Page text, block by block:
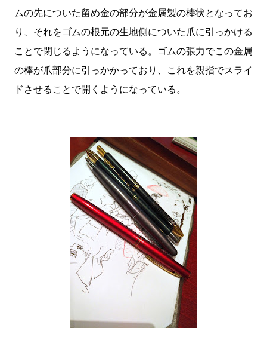
ムの先についた留め金の部分が金属製の棒状となってお
り、それをゴムの根元の生地側についた爪に引っかける
ことで閉じるようになっている。ゴムの張力でこの金属
の棒が爪部分に引っかかっており、これを親指でスライ
ドさせることで開くようになっている。